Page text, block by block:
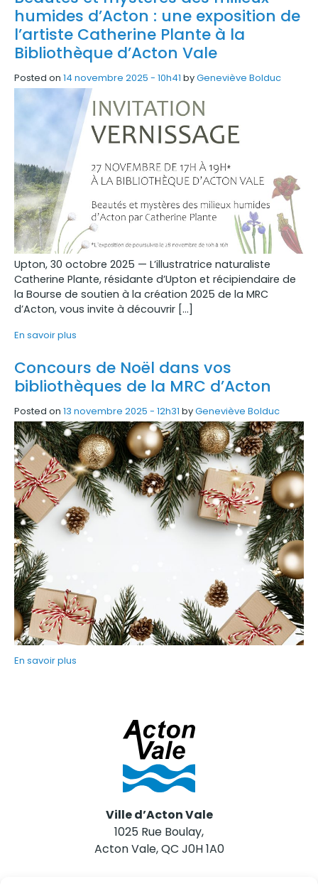
humides d’Acton : une exposition de
l’artiste Catherine Plante à la
Bibliothèque d’Acton Vale
Posted on 14 novembre 2025 - 10h41 byGeneviève Bolduc
Upton, 30 octobre 2025 — L’illustratrice naturaliste
Catherine Plante, résidante d’Upton et récipiendaire de
la Bourse de soutien à la création 2025 de la MRC
d’Acton, vous invite à découvrir […]
En savoir plus
Concours de Noël dans vos
bibliothèques de la MRC d’Acton
Posted on 13 novembre 2025 - 12h31 byGeneviève Bolduc
En savoir plus
Ville d’Acton Vale
1025 Rue Boulay,
Acton Vale, QC J0H 1A0